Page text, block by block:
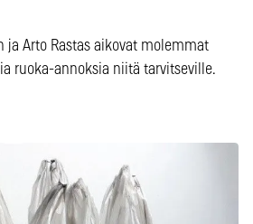
ja Arto Rastas aikovat molemmat
ruoka-annoksia niitä tarvitseville.